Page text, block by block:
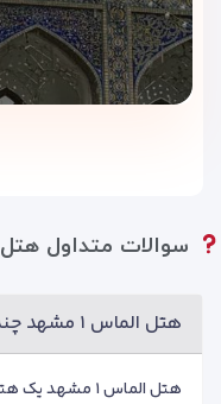
سوالات متداول هتل
هتل الماس ۱ مشهد چند ستاره است؟